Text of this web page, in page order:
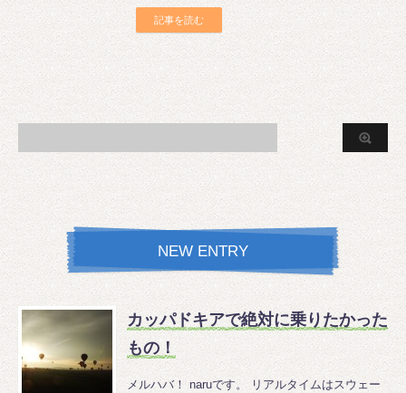
記事を読む
NEW ENTRY
カッパドキアで絶対に乗りたかった
もの！
メルハバ！ naruです。 リアルタイムはスウェー